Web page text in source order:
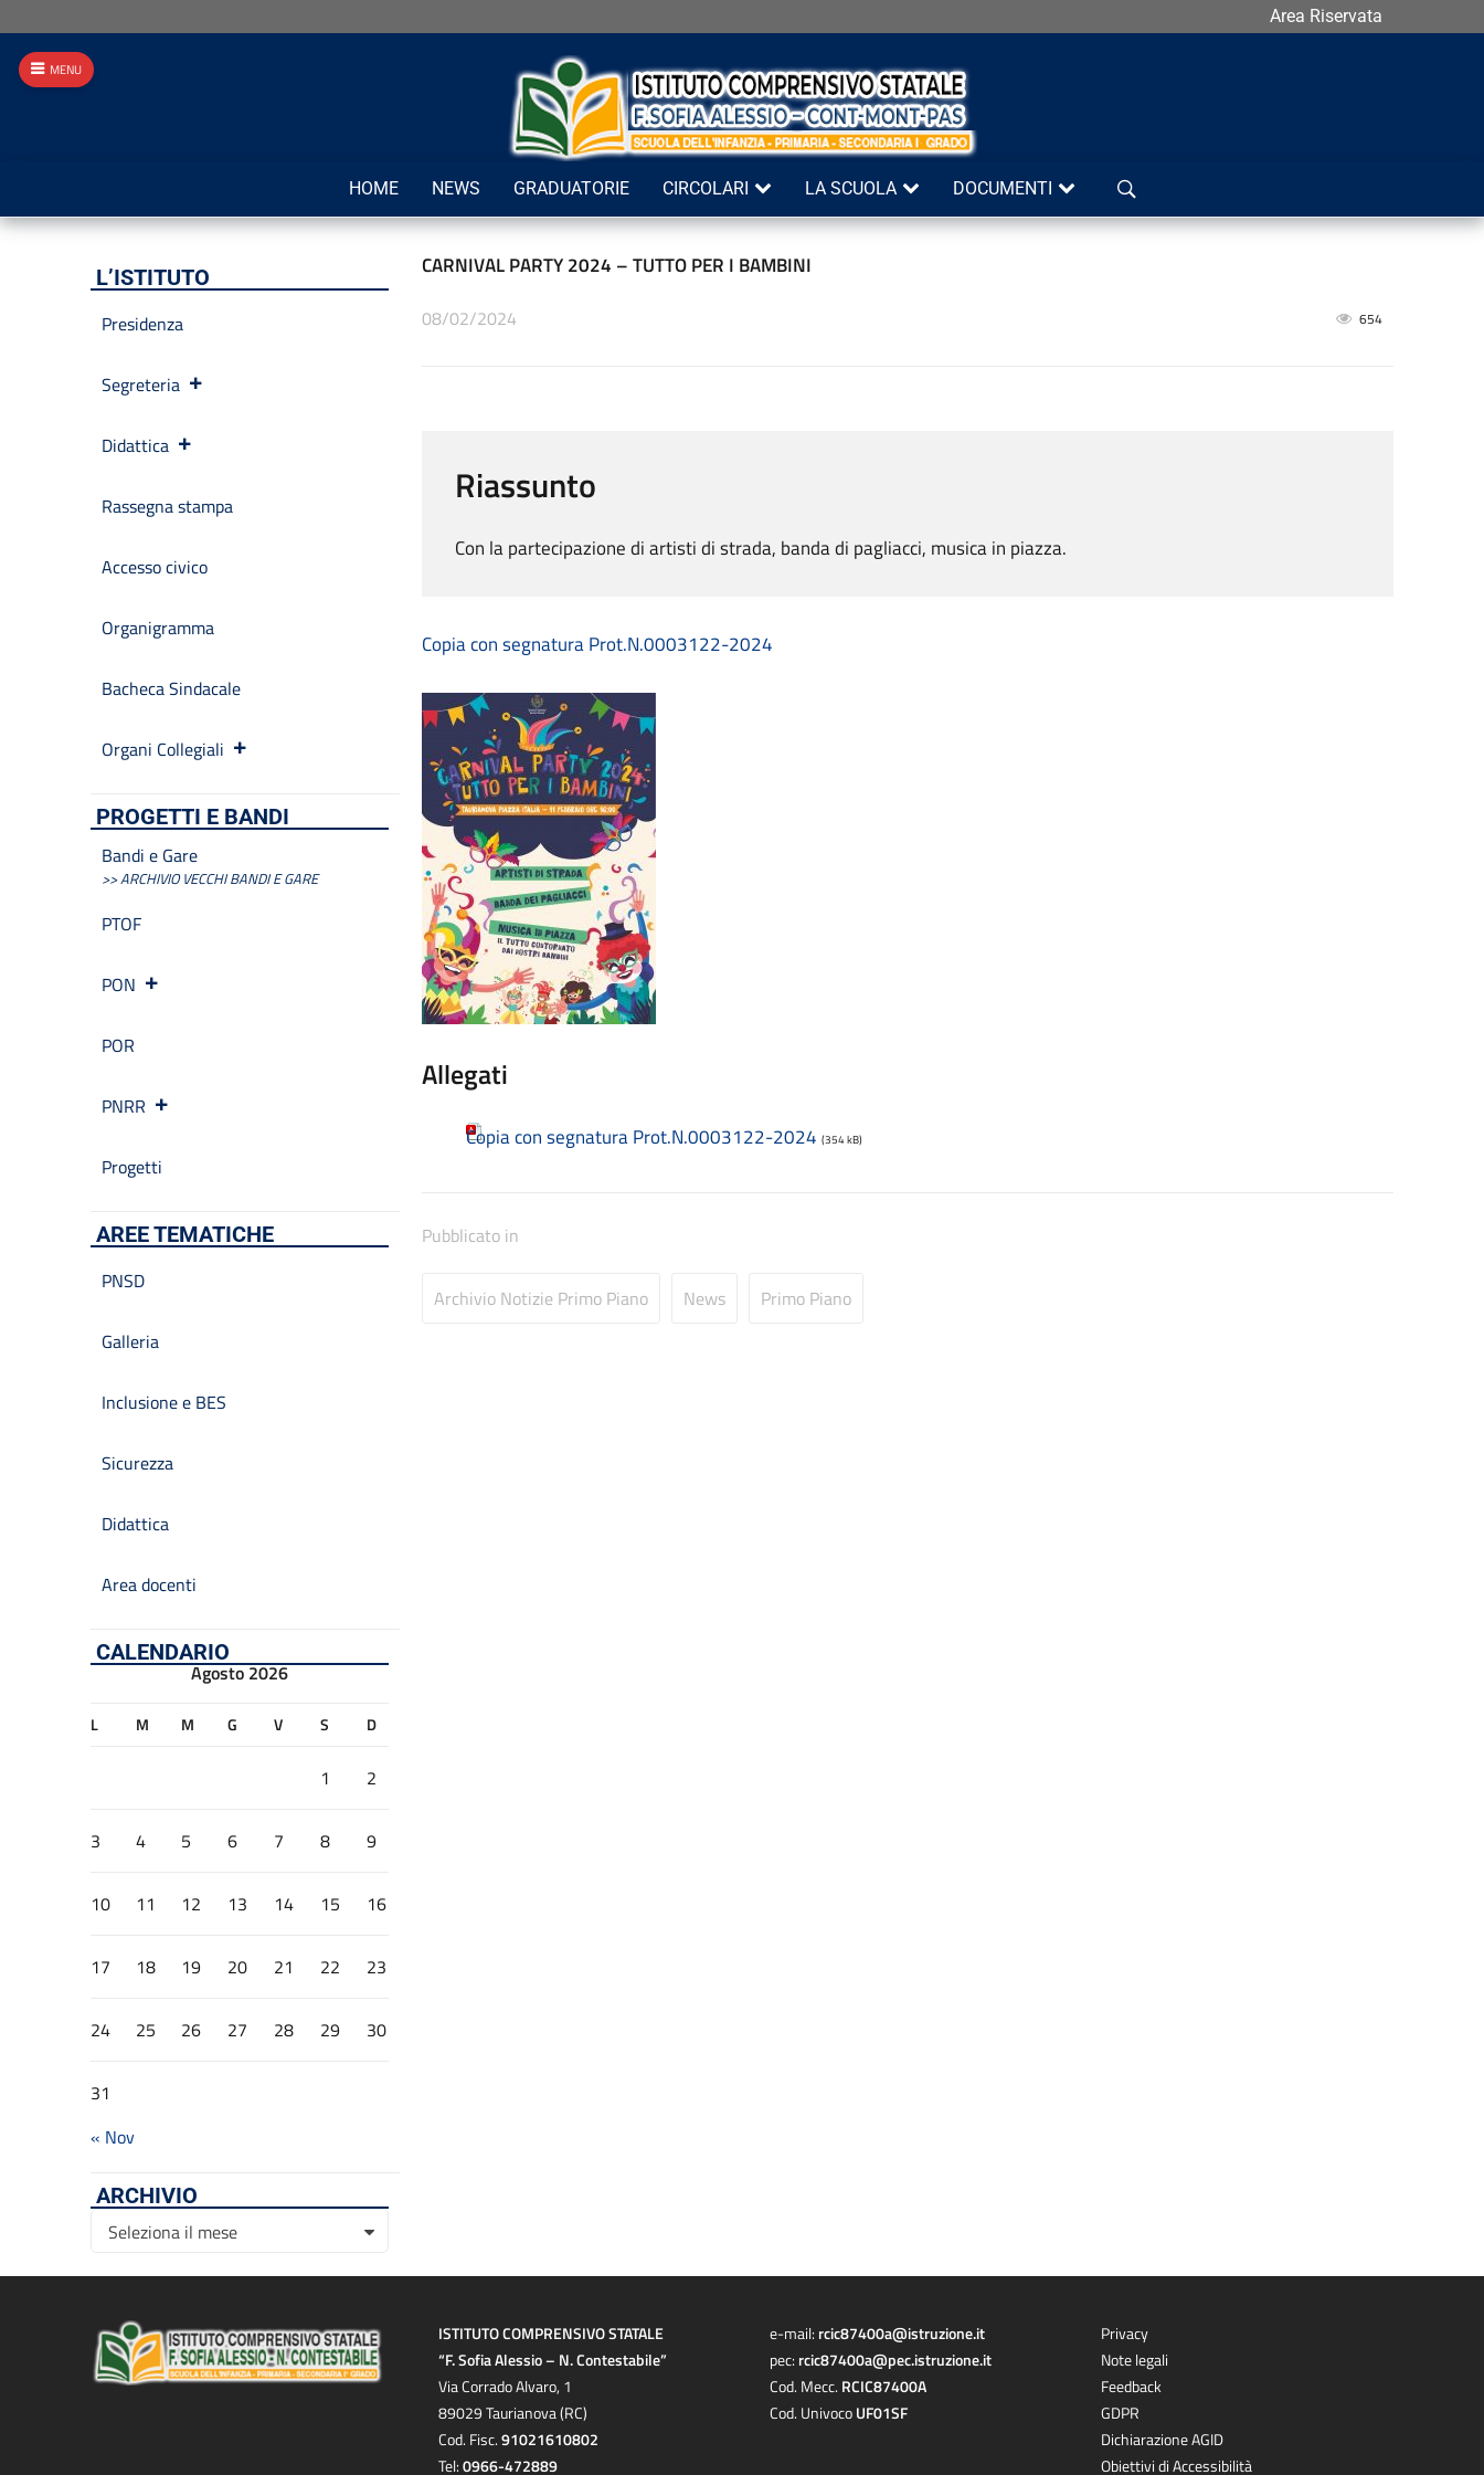
Area Riservata
Cerca
HOME NEWS GRADUATORIE CIRCOLARI LA SCUOLA DOCUMENTI
CARNIVAL PARTY 2024 – TUTTO PER I BAMBINI
08/02/2024 654
Riassunto
Con la partecipazione di artisti di strada, banda di pagliacci, musica in piazza.
Copia con segnatura Prot.N.0003122-2024
Allegati
Copia con segnatura Prot.N.0003122-2024 (354 kB)
Pubblicato in
Archivio Notizie Primo Piano News Primo Piano
L’ISTITUTO
Presidenza
Segreteria
Didattica
Rassegna stampa
Accesso civico
Organigramma
Bacheca Sindacale
Organi Collegiali
PROGETTI E BANDI
Bandi e Gare
>> ARCHIVIO VECCHI BANDI E GARE
PTOF
PON
POR
PNRR
Progetti
AREE TEMATICHE
PNSD
Galleria
Inclusione e BES
Sicurezza
Didattica
Area docenti
CALENDARIO
Agosto 2026
L M M G V S D
1 2
3 4 5 6 7 8 9
10 11 12 13 14 15 16
17 18 19 20 21 22 23
24 25 26 27 28 29 30
31
« Nov
ARCHIVIO
Archivio
Seleziona il mese
ISTITUTO COMPRENSIVO STATALE
“F. Sofia Alessio – N. Contestabile”
Via Corrado Alvaro, 1
89029 Taurianova (RC)
Cod. Fisc.91021610802
Tel:0966-472889
e-mail: rcic87400a@istruzione.it
pec: rcic87400a@pec.istruzione.it
Cod. Mecc. RCIC87400A
Cod. UnivocoUF01SF
Privacy
Note legali
Feedback
GDPR
Dichiarazione AGID
Obiettivi di Accessibilità
MENU